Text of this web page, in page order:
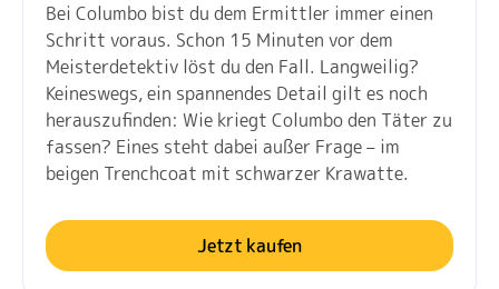
Bei Columbo bist du dem Ermittler immer einen
Schritt voraus. Schon 15 Minuten vor dem
Meisterdetektiv löst du den Fall. Langweilig?
Keineswegs, ein spannendes Detail gilt es noch
herauszufinden: Wie kriegt Columbo den Täter zu
fassen? Eines steht dabei außer Frage – im
beigen Trenchcoat mit schwarzer Krawatte.
Jetzt kaufen